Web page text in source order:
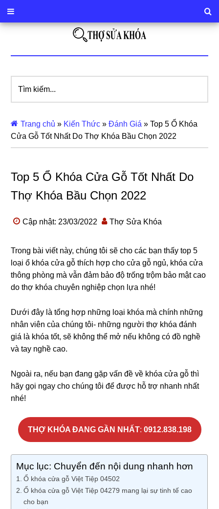
kiếm...
Trang chủ » Kiến Thức »Đánh Giá »Top 5 Ổ Khóa
Cửa Gỗ Tốt Nhất Do Thợ Khóa Bầu Chọn 2022
Top 5 Ổ Khóa Cửa Gỗ Tốt Nhất Do
Thợ Khóa Bầu Chọn 2022
Cập nhật: 23/03/2022 Thợ Sửa Khóa
Trong bài viết này, chúng tôi sẽ cho các bạn thấy top 5
loại ổ khóa cửa gỗ thích hợp cho cửa gỗ ngủ, khóa cửa
thông phòng mà vẫn đảm bảo độ trống trộm bảo mật cao
do thợ khóa chuyên nghiệp chọn lựa nhé!
Dưới đây là tổng hợp những loại khóa mà chính những
nhân viên của chúng tôi- những người thợ khóa đánh
giá là khóa tốt, sẽ không thể mở nếu không có đồ nghề
và tay nghề cao.
Ngoài ra, nếu bạn đang gặp vấn đề về khóa cửa gỗ thì
hãy gọi ngay cho chúng tôi để được hỗ trợ nhanh nhất
nhé!
THỢ KHÓA ĐANG GẦN NHẤT: 0912.838.198
Mục lục: Chuyển đến nội dung nhanh hơn
Ổ khóa cửa gỗ Việt Tiệp 04502
Ổ khóa cửa gỗ Việt Tiệp 04279 mang lại sự tinh tế cao
cho bạn